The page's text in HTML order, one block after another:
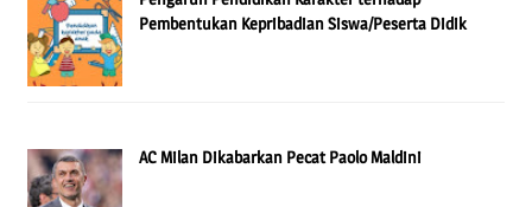
Pembentukan Kepribadian Siswa/Peserta Didik
AC Milan Dikabarkan Pecat Paolo Maldini